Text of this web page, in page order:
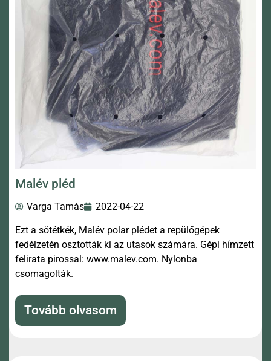
Malév pléd
Varga Tamás 2022-04-22
Ezt a sötétkék, Malév polar plédet a repülőgépek
fedélzetén osztották ki az utasok számára. Gépi hímzett
felirata pirossal: www.malev.com. Nylonba
csomagolták.
Tovább olvasom